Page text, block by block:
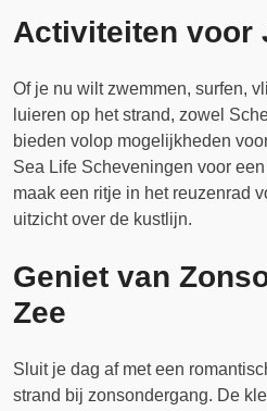
Activiteiten voor
Of je nu wilt zwemmen, surfen,
luieren op het strand, zowel
bieden volop mogelijkheden
Sea Life Scheveningen voor
maak een ritje in het reuzenrad
uitzicht over de kustlijn.
Geniet van
Zee
Sluit je dag af met een
strand bij zonsondergang. De